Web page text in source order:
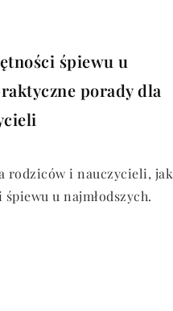
śpiewu u
porady dla
rodziców i nauczycieli, jak
u najmłodszych.